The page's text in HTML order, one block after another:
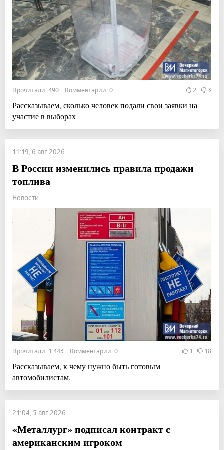
Прочитали: 490 Комментарии: 0 2 3
Рассказываем, сколько человек подали свои заявки на
участие в выборах
11:19, 6 авг 2026
В России изменились правила продажи
топлива
Новости
Прочитали: 1 443 Комментарии: 0 1 18
Рассказываем, к чему нужно быть готовым
автомобилистам.
21:04, 5 авг 2026
«Металлург» подписал контракт с
американским игроком